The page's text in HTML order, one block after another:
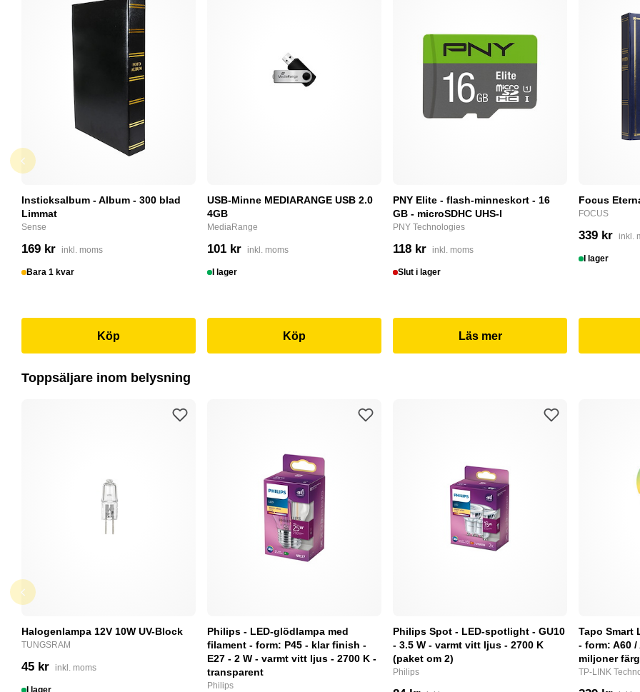
Insticksalbum - Album - 300 blad
Limmat
Sense
169 kr inkl. moms
Bara 1 kvar
Köp
USB-Minne MEDIARANGE USB 2.0
4GB
MediaRange
101 kr inkl. moms
I lager
Köp
PNY Elite - flash-minneskort - 16
GB - microSDHC UHS-I
PNY Technologies
118 kr inkl. moms
Slut i lager
Läs mer
Focus
FOCUS
339 kr inkl.
I lager
Toppsäljare inom belysning
Halogenlampa 12V 10W UV-Block
TUNGSRAM
45 kr inkl. moms
Philips - LED-glödlampa med
filament - form: P45 - klar finish -
E27 - 2 W - varmt vitt ljus - 2700 K -
transparent
Philips
Philips Spot - LED-spotlight - GU10
- 3.5 W - varmt vitt ljus - 2700 K
(paket om 2)
Philips
Tapo Smart
- form: A60 /
miljoner
TP-LINK